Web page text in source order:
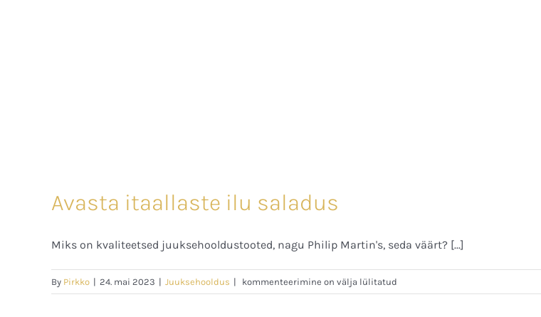
Avasta itaallaste ilu saladus
Miks on kvaliteetsed juuksehooldustooted, nagu Philip Martin's, seda väärt? [...]
By Pirkko | 24. mai 2023 | Juuksehooldus |
Avasta
itaallaste
kommenteerimine on välja lülitatud